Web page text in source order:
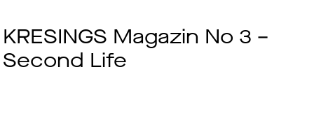
KRESINGS Magazin No 3 –
Second Life